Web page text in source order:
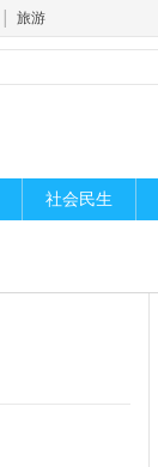
旅游
社会民生